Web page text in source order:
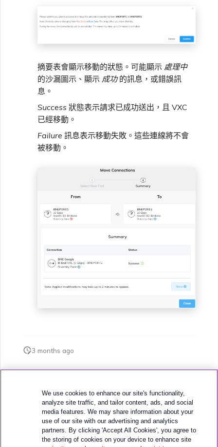
摘要表會顯示移動的狀態。可能顯示 處理中
的沙漏圖示、顯示 成功的訊息，或錯誤訊
息。
Success 狀態表示請求已成功送出，且 VXC
已經移動。
Failure 訊息表示移動失敗。這些連線將不會
被移動。
3 months ago
We use cookies to enhance our site's functionality,
analyze site traffic, and tailor content, ads, and social
media features. We may share information about your
use of our site with our advertising and analytics
partners. By clicking 'Accept All Cookies', you agree to
the storing of cookies on your device to enhance site